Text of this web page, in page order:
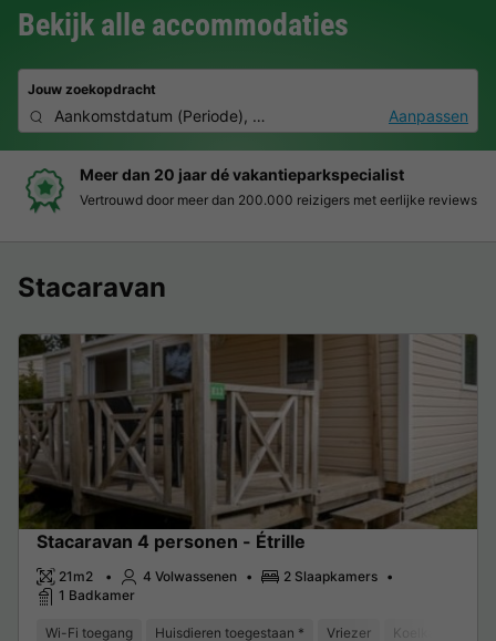
Bekijk alle accommodaties
Jouw zoekopdracht
Aankomstdatum (Periode), 2 personen, 0 huisdierAanpassen
Boek eenvoudig en zonder stress
Duidelijke prijzen, moeiteloos boeken en veilige betaalomgeving
Stacaravan
Stacaravan 4 personen - Étrille
21m2 4 Volwassenen
2 Slaapkamers
1 Badkamer
Wi-Fi toegang Huisdieren toegestaan * Vriezer Koelkast